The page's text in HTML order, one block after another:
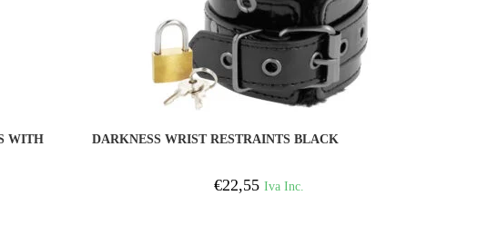
DARKNESS WRIST RESTRAINTS BLACK
€22,55 Iva Inc.